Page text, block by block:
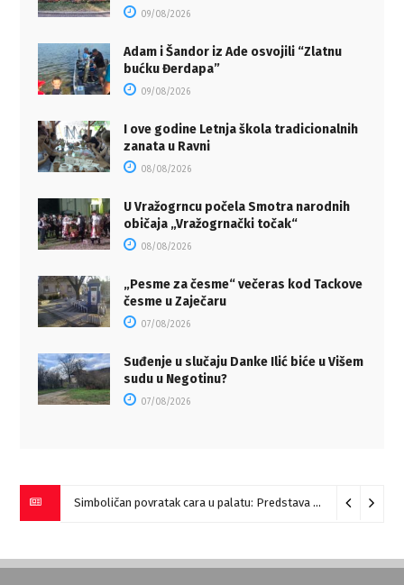
09/08/2026
Adam i Šandor iz Ade osvojili “Zlatnu
bućku Đerdapa”
09/08/2026
I ove godine Letnja škola tradicionalnih
zanata u Ravni
08/08/2026
U Vražogrncu počela Smotra narodnih
običaja „Vražogrnački točak“
08/08/2026
„Pesme za česme“ večeras kod Tackove
česme u Zaječaru
07/08/2026
Suđenje u slučaju Danke Ilić biće u Višem
sudu u Negotinu?
07/08/2026
Simboličan povratak cara u palatu: Predstava “Galerije” na Romulijani